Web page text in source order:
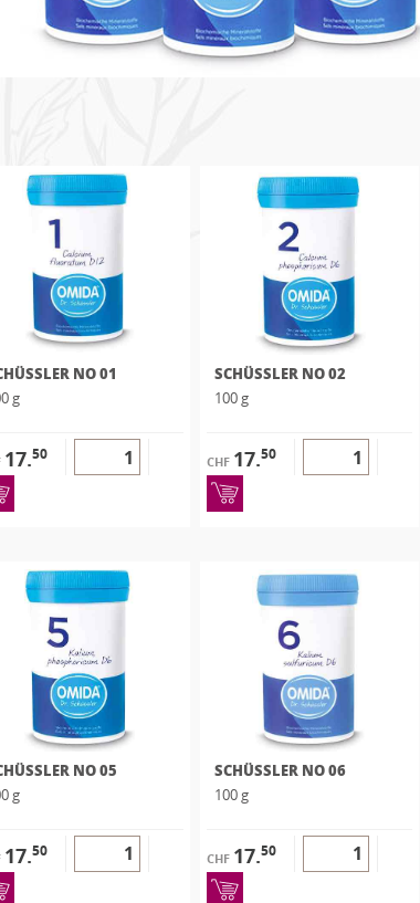
NO 01
g
17.50
SCHÜSSLER NO 02
100 g
CHF 17.50
NO 05
g
17.50
SCHÜSSLER NO 06
100 g
CHF 17.50